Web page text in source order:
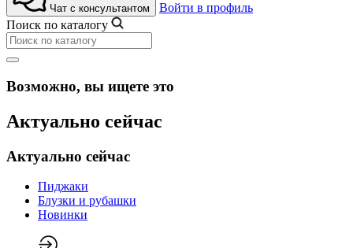
Чат с консультантом
Войти в профиль
Поиск по каталогу
Возможно, вы ищете это
Актуально сейчас
Актуально сейчас
Пиджаки
Блузки и рубашки
Новинки